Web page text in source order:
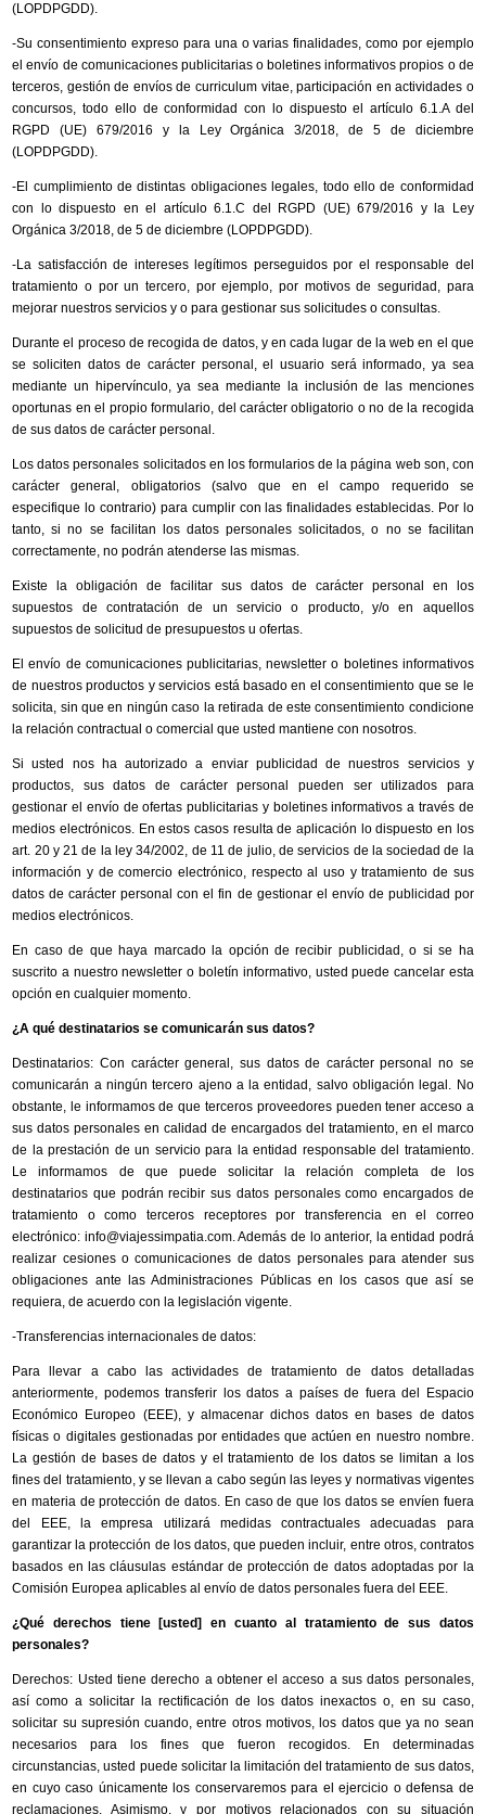
(LOPDPGDD).
-Su consentimiento expreso para una o varias finalidades, como por ejemplo
el envío de comunicaciones publicitarias o boletines informativos propios o de
terceros, gestión de envíos de curriculum vitae, participación en actividades o
concursos, todo ello de conformidad con lo dispuesto el artículo 6.1.A del
RGPD (UE) 679/2016 y la Ley Orgánica 3/2018, de 5 de diciembre
(LOPDPGDD).
-El cumplimiento de distintas obligaciones legales, todo ello de conformidad
con lo dispuesto en el artículo 6.1.C del RGPD (UE) 679/2016 y la Ley
Orgánica 3/2018, de 5 de diciembre (LOPDPGDD).
-La satisfacción de intereses legítimos perseguidos por el responsable del
tratamiento o por un tercero, por ejemplo, por motivos de seguridad, para
mejorar nuestros servicios y o para gestionar sus solicitudes o consultas.
Durante el proceso de recogida de datos, y en cada lugar de la web en el que
se soliciten datos de carácter personal, el usuario será informado, ya sea
mediante un hipervínculo, ya sea mediante la inclusión de las menciones
oportunas en el propio formulario, del carácter obligatorio o no de la recogida
de sus datos de carácter personal.
Los datos personales solicitados en los formularios de la página web son, con
carácter general, obligatorios (salvo que en el campo requerido se
especifique lo contrario) para cumplir con las finalidades establecidas. Por lo
tanto, si no se facilitan los datos personales solicitados, o no se facilitan
correctamente, no podrán atenderse las mismas.
Existe la obligación de facilitar sus datos de carácter personal en los
supuestos de contratación de un servicio o producto, y/o en aquellos
supuestos de solicitud de presupuestos u ofertas.
El envío de comunicaciones publicitarias, newsletter o boletines informativos
de nuestros productos y servicios está basado en el consentimiento que se le
solicita, sin que en ningún caso la retirada de este consentimiento condicione
la relación contractual o comercial que usted mantiene con nosotros.
Si usted nos ha autorizado a enviar publicidad de nuestros servicios y
productos, sus datos de carácter personal pueden ser utilizados para
gestionar el envío de ofertas publicitarias y boletines informativos a través de
medios electrónicos. En estos casos resulta de aplicación lo dispuesto en los
art. 20 y 21 de la ley 34/2002, de 11 de julio, de servicios de la sociedad de la
información y de comercio electrónico, respecto al uso y tratamiento de sus
datos de carácter personal con el fin de gestionar el envío de publicidad por
medios electrónicos.
En caso de que haya marcado la opción de recibir publicidad, o si se ha
suscrito a nuestro newsletter o boletín informativo, usted puede cancelar esta
opción en cualquier momento.
¿A qué destinatarios se comunicarán sus datos?
Destinatarios: Con carácter general, sus datos de carácter personal no se
comunicarán a ningún tercero ajeno a la entidad, salvo obligación legal. No
obstante, le informamos de que terceros proveedores pueden tener acceso a
sus datos personales en calidad de encargados del tratamiento, en el marco
de la prestación de un servicio para la entidad responsable del tratamiento.
Le informamos de que puede solicitar la relación completa de los
destinatarios que podrán recibir sus datos personales como encargados de
tratamiento o como terceros receptores por transferencia en el correo
electrónico: info@viajessimpatia.com. Además de lo anterior, la entidad podrá
realizar cesiones o comunicaciones de datos personales para atender sus
obligaciones ante las Administraciones Públicas en los casos que así se
requiera, de acuerdo con la legislación vigente.
-Transferencias internacionales de datos:
Para llevar a cabo las actividades de tratamiento de datos detalladas
anteriormente, podemos transferir los datos a países de fuera del Espacio
Económico Europeo (EEE), y almacenar dichos datos en bases de datos
físicas o digitales gestionadas por entidades que actúen en nuestro nombre.
La gestión de bases de datos y el tratamiento de los datos se limitan a los
fines del tratamiento, y se llevan a cabo según las leyes y normativas vigentes
en materia de protección de datos. En caso de que los datos se envíen fuera
del EEE, la empresa utilizará medidas contractuales adecuadas para
garantizar la protección de los datos, que pueden incluir, entre otros, contratos
basados en las cláusulas estándar de protección de datos adoptadas por la
Comisión Europea aplicables al envío de datos personales fuera del EEE.
¿Qué derechos tiene [usted] en cuanto al tratamiento de sus datos
personales?
Derechos: Usted tiene derecho a obtener el acceso a sus datos personales,
así como a solicitar la rectificación de los datos inexactos o, en su caso,
solicitar su supresión cuando, entre otros motivos, los datos que ya no sean
necesarios para los fines que fueron recogidos. En determinadas
circunstancias, usted puede solicitar la limitación del tratamiento de sus datos,
en cuyo caso únicamente los conservaremos para el ejercicio o defensa de
reclamaciones. Asimismo, y por motivos relacionados con su situación